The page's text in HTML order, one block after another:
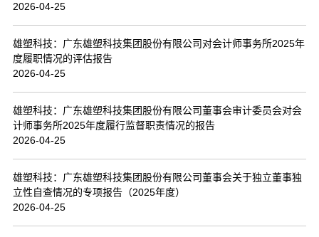
2026-04-25
雄塑科技：广东雄塑科技集团股份有限公司对会计师事务所2025年
度履职情况的评估报告
2026-04-25
雄塑科技：广东雄塑科技集团股份有限公司董事会审计委员会对会
计师事务所2025年度履行监督职责情况的报告
2026-04-25
雄塑科技：广东雄塑科技集团股份有限公司董事会关于独立董事独
立性自查情况的专项报告（2025年度）
2026-04-25